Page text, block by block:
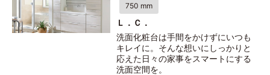
750 mm
Ｌ．Ｃ．
洗面化粧台は手間をかけずにいつも
キレイに。そんな想いにしっかりと
応えた日々の家事をスマートにする
洗面空間を。